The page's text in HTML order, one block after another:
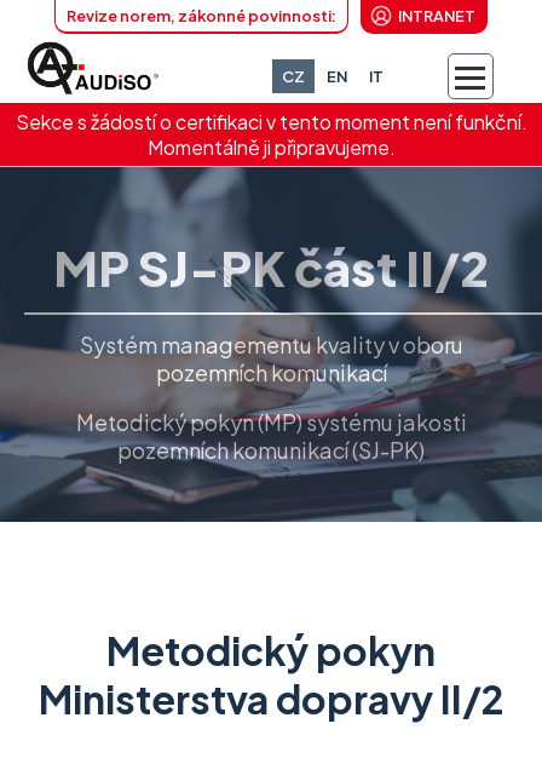
Revize norem, zákonné povinnosti: INTRANET
CZ EN IT
Sekce s žádostí o certifikaci v tento moment není funkční.
Momentálně ji připravujeme.
MP SJ-PK část II/2
Systém managementu kvality v oboru
pozemních komunikací
Metodický pokyn (MP) systému jakosti
pozemních komunikací (SJ-PK)
Metodický pokyn
Ministerstva dopravy II/2